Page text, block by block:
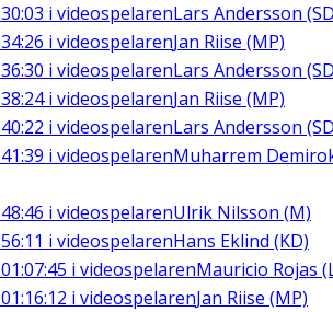
30:03 i videospelarenLars Andersson
34:26 i videospelarenJan Riise (MP)
36:30 i videospelarenLars Andersson
38:24i videospelarenJan Riise (MP)
40:22 i videospelarenLars Andersson
41:39 i videospelarenMuharrem
48:46 i videospelarenUlrik Nilsson (M)
56:11 i videospelarenHans Eklind (KD)
01:07:45 i videospelarenMauricio Rojas
01:16:12 i videospelarenJan Riise (MP)